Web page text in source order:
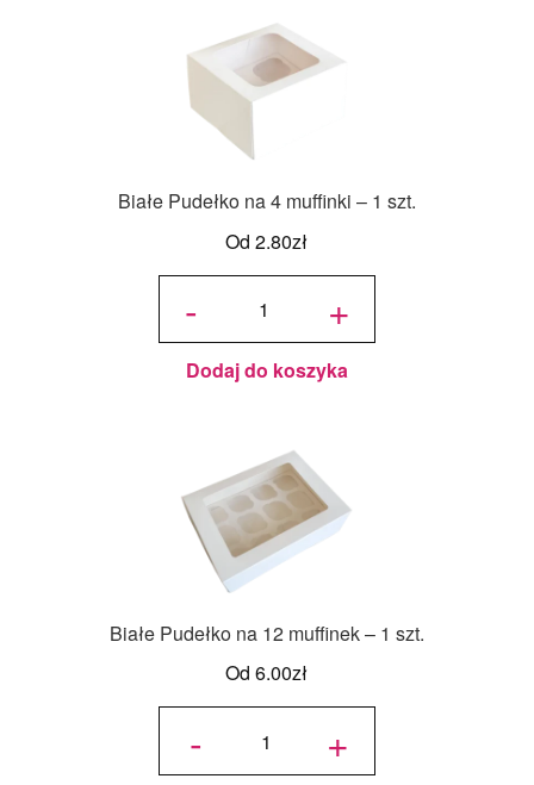
Białe Pudełko na 4 muffinki – 1 szt.
Od2.80zł
-
ilość
na 4
muffinki +
Dodaj do koszyka
Białe Pudełko na 12 muffinek – 1 szt.
Od6.00zł
-
ilość
na 12
muffinek
- 1 szt. +